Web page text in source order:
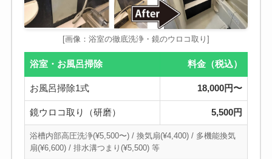
[画像：浴室の徹底洗浄・鏡のウロコ取り]
浴室・お風呂掃除 料金（税込）
お風呂掃除1式 18,000円〜
鏡ウロコ取り（研磨） 5,500円
浴槽内部高圧洗浄(¥5,500〜) / 換気扇(¥4,400) / 多機能換気
扇(¥6,600) / 排水溝つまり(¥5,500) 等